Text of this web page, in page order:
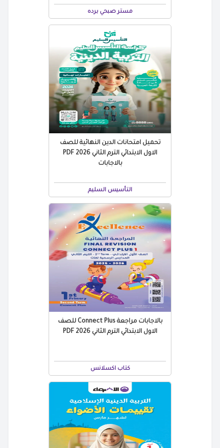
مستر صبحي برده
تحميل امتحانات الدين النهائية للصف
الاول الابتدائي الترم الثاني 2026 PDF
بالاجابات
التأسيس السليم
بالاجابات مراجعة Connect Plus للصف
الاول الابتدائي الترم الثاني 2026 PDF
كتاب اكسلانس